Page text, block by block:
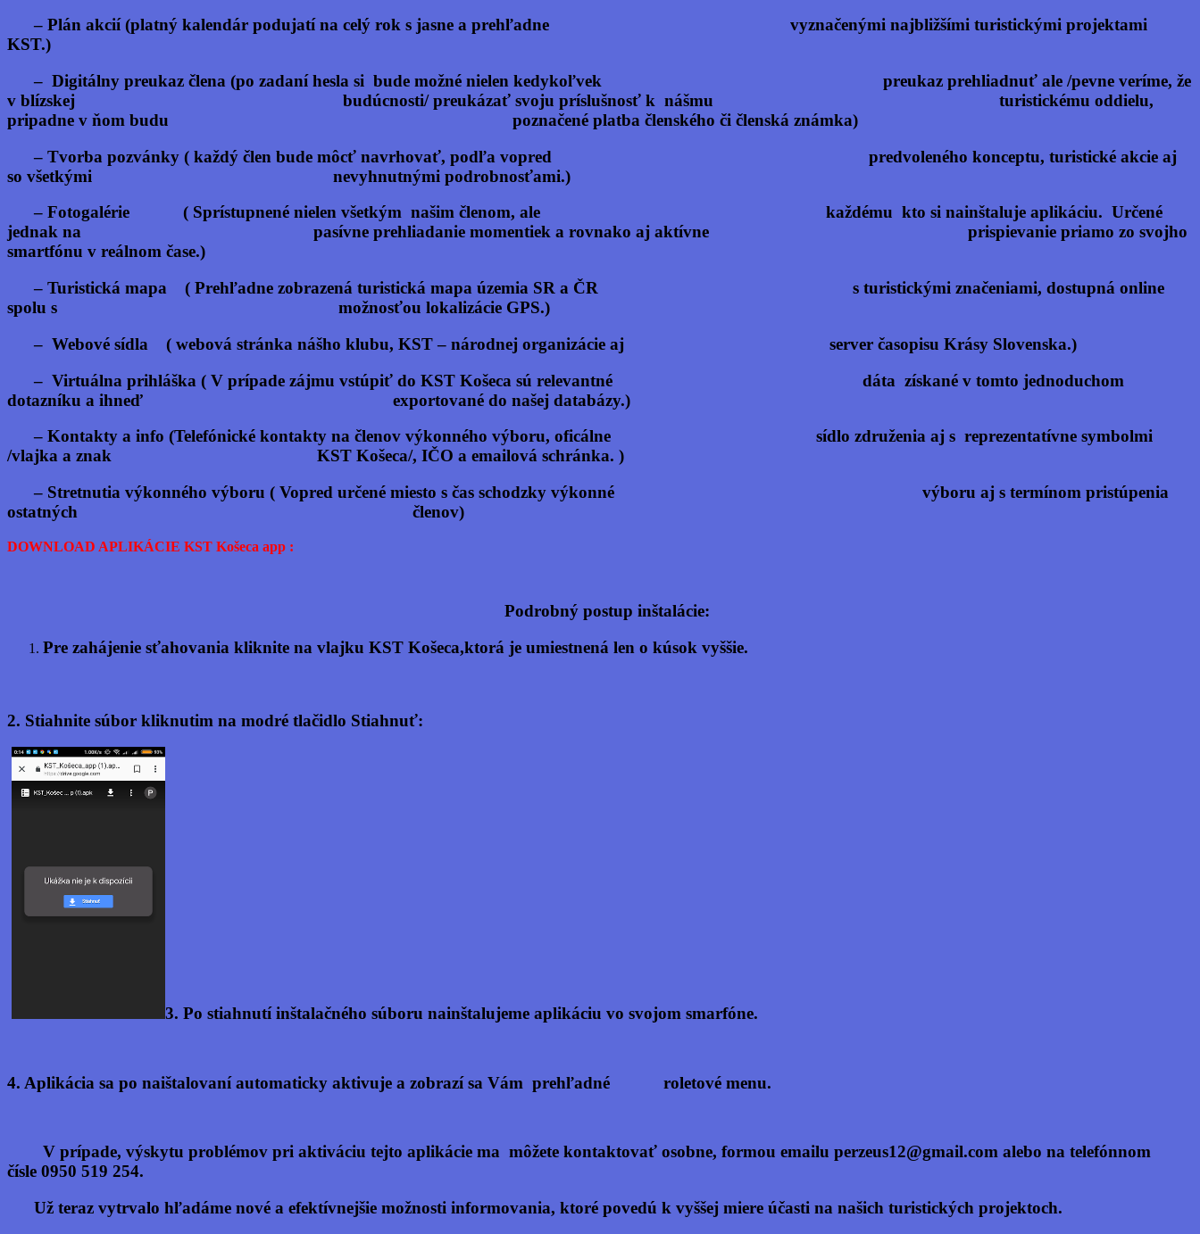
– Plán akcií(platný kalendár podujatí na celý rok s jasne a prehľadne vyznačenými najbližšími turistickými projektami
KST.)
– Digitálny preukaz člena (po zadaní hesla si bude možné nielen kedykoľvek preukaz prehliadnuť ale /pevne veríme, že
v blízskej budúcnosti/ preukázať svoju príslušnosť k nášmu turistickému oddielu,
pripadne v ňom budu poznačené platba členského či členská známka)
– Tvorba pozvánky ( každý člen bude môcť navrhovať, podľa vopred predvoleného konceptu, turistické akcie aj
so všetkými nevyhnutnými podrobnosťami.)
– Fotogalérie
( Sprístupnené nielen všetkým našim členom, ale každému kto si nainštaluje aplikáciu. Určené
jednak na pasívne prehliadanie momentiek a rovnako aj aktívne prispievanie priamo zo svojho
smartfónu v reálnom čase.)
– Turistická mapa ( Prehľadne zobrazená turistická mapa územia SR a ČR s turistickými značeniami, dostupná online
spolu s možnosťou lokalizácie GPS.)
– Webové sídla ( webová stránka nášho klubu, KST – národnej organizácie aj server časopisu Krásy Slovenska.)
– Virtuálna prihláška ( V prípade zájmu vstúpiť do KST Košeca sú relevantné dáta získané v tomto jednoduchom
dotazníku a ihneď exportované do našej databázy.)
– Kontakty a info (Telefónické kontakty na členov výkonného výboru, oficálne sídlo združenia aj s reprezentatívne symbolmi
/vlajka a znak KST Košeca/, IČO a emailová schránka. )
– Stretnutia výkonného výboru ( Vopred určené miesto s čas schodzky výkonné výboru aj s termínom pristúpenia
ostatných členov)
DOWNLOAD APLIKÁCIE KST Košeca app :
Podrobný postup inštalácie:
Pre zahájenie sťahovania kliknite na vlajku KST Košeca,ktorá je umiestnená len o kúsok vyššie.
2. Stiahnite súbor kliknutim na modré tlačidlo Stiahnuť:
3. Po stiahnutí inštalačného súboru nainštalujeme aplikáciu vo svojom smarfóne.
4. Aplikácia sa po naištalovaní automaticky aktivuje a zobrazí sa Vám prehľadné roletové menu.
V prípade, výskytu problémov pri aktiváciu tejto aplikácie ma môžete kontaktovať osobne, formou emailu perzeus12@gmail.com alebo na telefónnom
čísle 0950 519 254.
Už teraz vytrvalo hľadáme nové a efektívnejšie možnosti informovania, ktoré povedú k vyššej miere účasti na našich turistických projektoch.